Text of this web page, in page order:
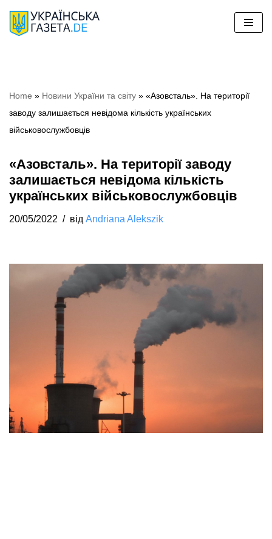
Перейти
Home » Hовини України та світу » «Азовсталь». На території
заводу залишається невідома кількість українських
військовослужбовців
«Азовсталь». На території заводу
залишається невідома кількість
українських військовослужбовців
20/05/2022 від Andriana Alekszik